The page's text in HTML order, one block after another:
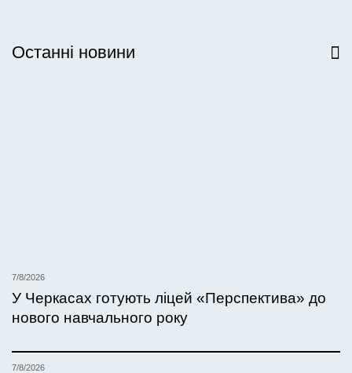
Останні новини
7/8/2026
У Черкасах готують ліцей «Перспектива» до
нового навчального року
7/8/2026